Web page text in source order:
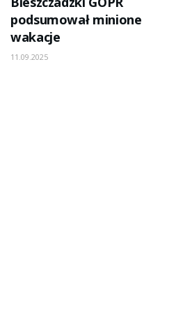
podsumował minione
wakacje
11.09.2025